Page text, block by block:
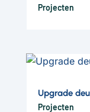
Projecten
Upgrade
Projecten